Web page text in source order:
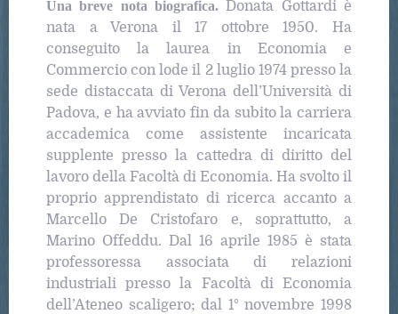
Una breve nota biografica. Donata Gottardi è
nata a Verona il 17 ottobre 1950. Ha
conseguito la laurea in Economia e
Commercio con lode il 2 luglio 1974 presso la
sede distaccata di Verona dell’Università di
Padova, e ha avviato fin da subito la carriera
accademica come assistente incaricata
supplente presso la cattedra di diritto del
lavoro della Facoltà di Economia. Ha svolto il
proprio apprendistato di ricerca accanto a
Marcello De Cristofaro e, soprattutto, a
Marino Offeddu. Dal 16 aprile 1985 è stata
professoressa associata di relazioni
industriali presso la Facoltà di Economia
dell’Ateneo scaligero; dal 1° novembre 1998